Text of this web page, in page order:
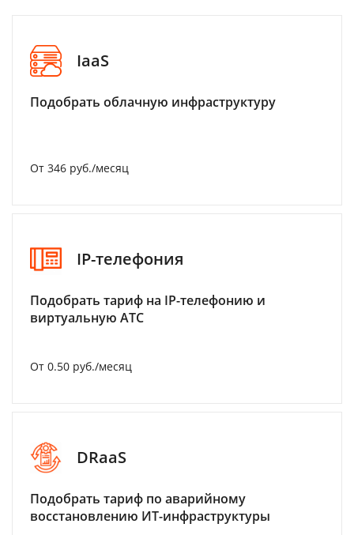
IaaS
Подобрать облачную инфраструктуру
От 346 руб./месяц
IP-телефония
Подобрать тариф на IP-телефонию и
виртуальную АТС
От 0.50 руб./месяц
DRaaS
Подобрать тариф по аварийному
восстановлению ИТ-инфраструктуры